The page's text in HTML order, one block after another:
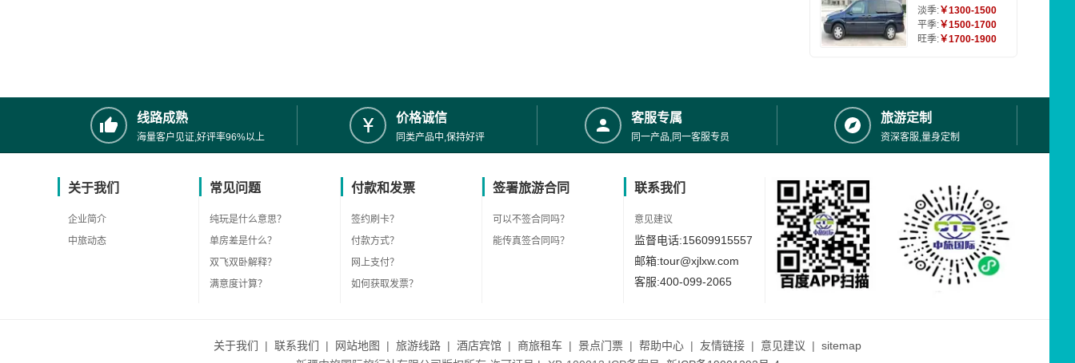
淡季:￥1300-1500
平季:￥1500-1700
旺季:￥1700-1900
线路成熟
海量客户见证,好评率96%以上
价格诚信
同类产品中,保持好评
客服专属
同一产品,同一客服专员
旅游定制
资深客服,量身定制
关于我们
企业简介
中旅动态
常见问题
纯玩是什么意思？
单房差是什么？
双飞双卧解释？
满意度计算？
付款和发票
签约刷卡？
付款方式？
网上支付？
如何获取发票？
签署旅游合同
可以不签合同吗？
能传真签合同吗？
联系我们
意见建议
监督电话:15609915557
邮箱:tour@xjlxw.com
客服:400-099-2065
关于我们 | 联系我们 | 网站地图 | 旅游线路 | 酒店宾馆 | 商旅租车 | 景点门票 | 帮助中心 | 友情链接 | 意见建议 | sitemap